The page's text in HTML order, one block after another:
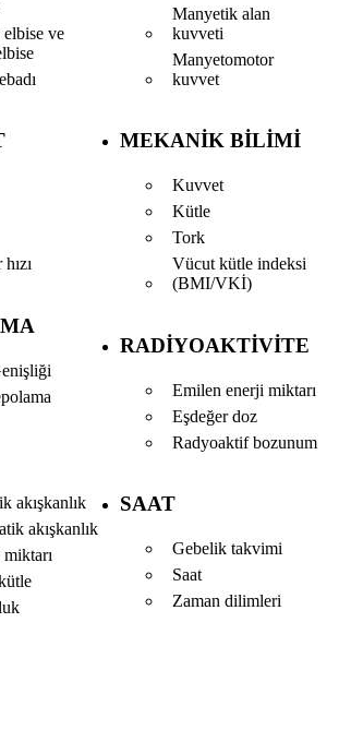
ve
akışkanlık
akışkanlık
Manyetik alan
kuvveti
Manyetomotor
kuvvet
MEKANIK BILIMI
Kuvvet
Kütle
Tork
Vücut kütle indeksi
(BMI/VKİ)
RADIYOAKTIVITE
Emilen enerji miktarı
Eşdeğer doz
Radyoaktif bozunum
SAAT
Gebelik takvimi
Saat
Zaman dilimleri